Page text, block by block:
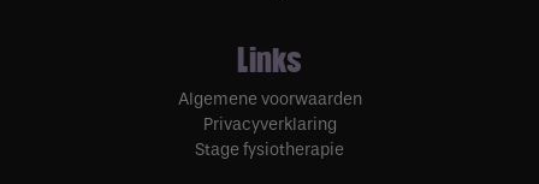
Links
Algemene voorwaarden
Privacyverklaring
Stage fysiotherapie